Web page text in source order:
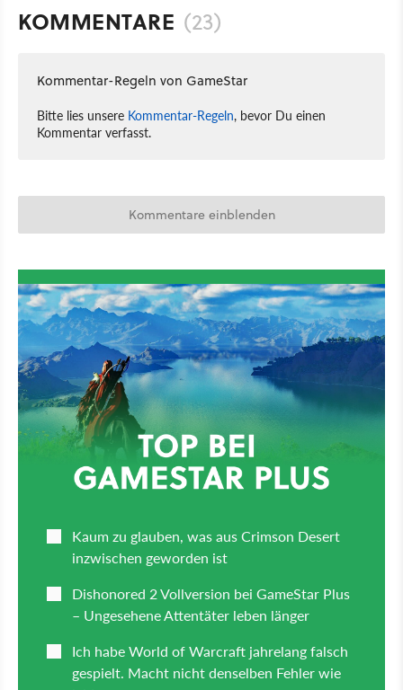
KOMMENTARE (23)
Kommentar-Regeln von GameStar
Bitte lies unsere Kommentar-Regeln, bevor Du einen
Kommentar verfasst.
Kommentare einblenden